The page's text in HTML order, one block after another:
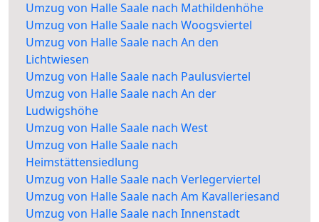
Umzug von Halle Saale nach Mathildenhöhe
Umzug von Halle Saale nach Woogsviertel
Umzug von Halle Saale nach An den
Lichtwiesen
Umzug von Halle Saale nach Paulusviertel
Umzug von Halle Saale nach An der
Ludwigshöhe
Umzug von Halle Saale nach West
Umzug von Halle Saale nach
Heimstättensiedlung
Umzug von Halle Saale nach Verlegerviertel
Umzug von Halle Saale nach Am Kavalleriesand
Umzug von Halle Saale nach Innenstadt